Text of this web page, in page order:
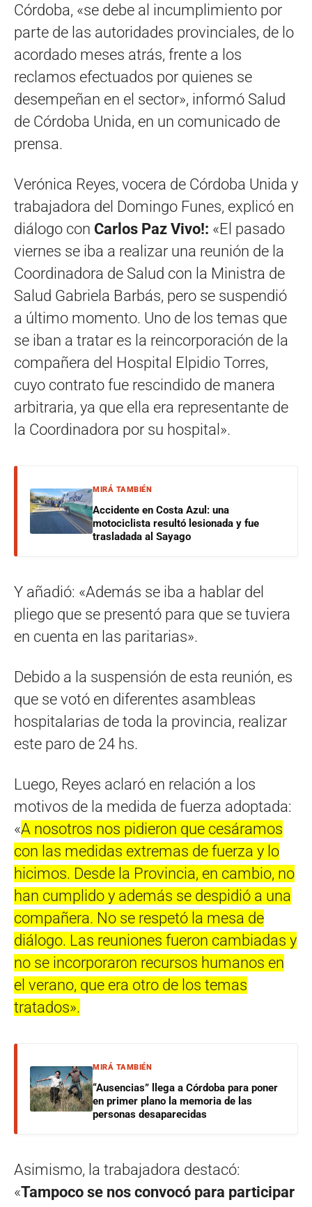
Córdoba, «se debe al incumplimiento por
parte de las autoridades provinciales, de lo
acordado meses atrás, frente a los
reclamos efectuados por quienes se
desempeñan en el sector», informó Salud
de Córdoba Unida, en un comunicado de
prensa.
Verónica Reyes, vocera de Córdoba Unida y
trabajadora del Domingo Funes, explicó en
diálogo con Carlos Paz Vivo!: «El pasado
viernes se iba a realizar una reunión de la
Coordinadora de Salud con la Ministra de
Salud Gabriela Barbás, pero se suspendió
a último momento. Uno de los temas que
se iban a tratar es la reincorporación de la
compañera del Hospital Elpidio Torres,
cuyo contrato fue rescindido de manera
arbitraria, ya que ella era representante de
la Coordinadora por su hospital».
MIRÁ TAMBIÉN
Accidente en Costa Azul: una
motociclista resultó lesionada y fue
trasladada al Sayago
Y añadió: «Además se iba a hablar del
pliego que se presentó para que se tuviera
en cuenta en las paritarias».
Debido a la suspensión de esta reunión, es
que se votó en diferentes asambleas
hospitalarias de toda la provincia, realizar
este paro de 24 hs.
Luego, Reyes aclaró en relación a los
motivos de la medida de fuerza adoptada:
«A nosotros nos pidieron que cesáramos
con las medidas extremas de fuerza y lo
hicimos. Desde la Provincia, en cambio, no
han cumplido y además se despidió a una
compañera. No se respetó la mesa de
diálogo. Las reuniones fueron cambiadas y
no se incorporaron recursos humanos en
el verano, que era otro de los temas
tratados».
MIRÁ TAMBIÉN
“Ausencias” llega a Córdoba para poner
en primer plano la memoria de las
personas desaparecidas
Asimismo, la trabajadora destacó:
«Tampoco se nos convocó para participar